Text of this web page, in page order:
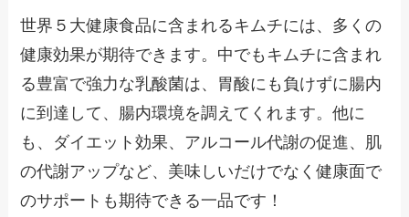
世界５大健康食品に含まれるキムチには、多くの
健康効果が期待できます。中でもキムチに含まれ
る豊富で強力な乳酸菌は、胃酸にも負けずに腸内
に到達して、腸内環境を調えてくれます。他に
も、ダイエット効果、アルコール代謝の促進、肌
の代謝アップなど、美味しいだけでなく健康面で
のサポートも期待できる一品です！